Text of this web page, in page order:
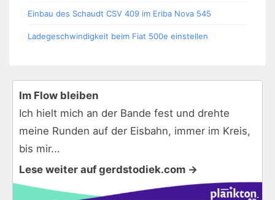
Einbau des Schaudt CSV 409 im Eriba Nova 545
Ladegeschwindigkeit beim Fiat 500e einstellen
Im Flow bleiben
Ich hielt mich an der Bande fest und drehte
meine Runden auf der Eisbahn, immer im Kreis,
bis mir...
Lese weiter auf gerdstodiek.com →